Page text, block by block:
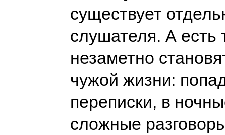
существует
слушателя. А есть
незаметно
чужой жизни:
переписки, в
сложные